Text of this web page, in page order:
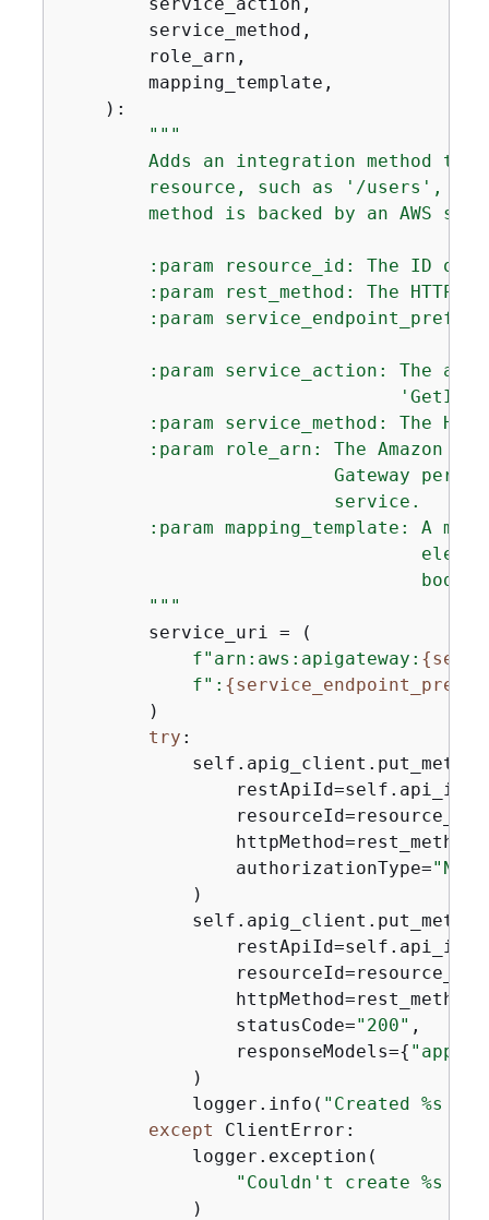
        service_method,
        role_arn,
        mapping_template,
):
"""
Adds an integration method to
resource, such as '/users',
method is backed by an AWS
:param resource_id: The ID of
:param rest_method: The HTTP
:param
:param service_action: The
:param service_method: The
:param role_arn: The Amazon
Gateway
                         service.
:param mapping_template: A
body
        """
        service_uri = (
f"arn:aws:apigateway: {
f": {
        )
try :
                restApiId=self.api_id,
                resourceId=resource_id,
                httpMethod=rest_method,
                authorizationType=
            )
                restApiId=self.api_id,
                resourceId=resource_id,
                httpMethod=rest_method,
                statusCode=
"200" ,
                responseModels=
{
            )
            logger.info(
"Created %s
except ClientError:
            logger.exception(
"Couldn't create %s
            )